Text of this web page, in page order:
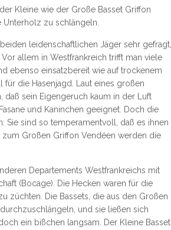
Kleine wie der Große Basset Griffon
zu schlängeln.
leidenschaftlichen Jäger sehr gefragt,
allem in Westfrankreich trifft man viele
ebenso einsatzbereit wie auf trockenem
für die Hasenjagd. Laut eines großen
daß sein Eigengeruch kaum in der Luft
und Kaninchen geeignet. Doch die
Sie sind so temperamentvoll, daß es ihnen
Großen Griffon Vendéen werden die
Departements Westfrankreichs mit
(Bocage). Die Hecken waren für die
züchten. Die Bassets, die aus den Großen
und sie ließen sich
ein bißchen langsam. Der Kleine Basset